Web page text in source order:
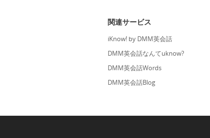
関連サービス
iKnow! by DMM英会話
DMM英会話なんてuknow?
DMM英会話Words
DMM英会話Blog